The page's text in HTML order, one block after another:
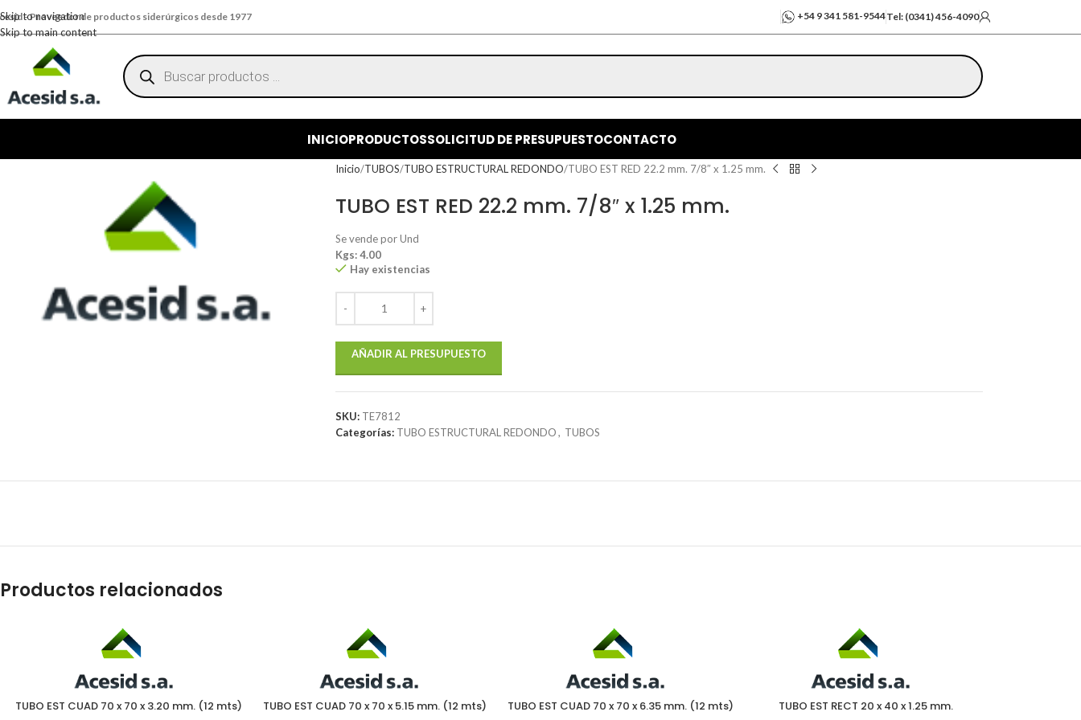
Skip to navigation
Skip to main content
- Proveedor de productos siderúrgicos desde 1977 +54 9 341 581-9544Tel: (0341) 456-4090
INICIOPRODUCTOSSOLICITUD DE PRESUPUESTOCONTACTO
Inicio TUBOS TUBO ESTRUCTURAL REDONDO TUBO EST RED 22.2 mm. 7/8″ x 1.25 mm.
TUBO EST RED 22.2 mm. 7/8″ x 1.25 mm.
Se vende por Und
Kgs: 4.00
Hay existencias
AÑADIR AL PRESUPUESTO
SKU: TE7812
Categorías: TUBO ESTRUCTURAL REDONDO , TUBOS
Productos relacionados
TUBO EST CUAD 70 x 70 x 3.20 mm. (12 mts) TUBO EST CUAD 70 x 70 x 5.15 mm. (12 mts) TUBO EST CUAD 70 x 70 x 6.35 mm. (12 mts) TUBO EST RECT 20 x 40 x 1.25 mm.